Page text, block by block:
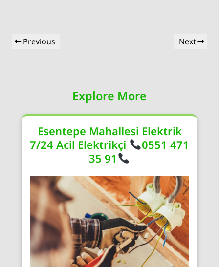
Yazı
gezinmesi
Previous
Previous
Next
Next
Explore More
Esentepe Mahallesi Elektrik
7/24 Acil Elektrikçi
0551 471
35 91